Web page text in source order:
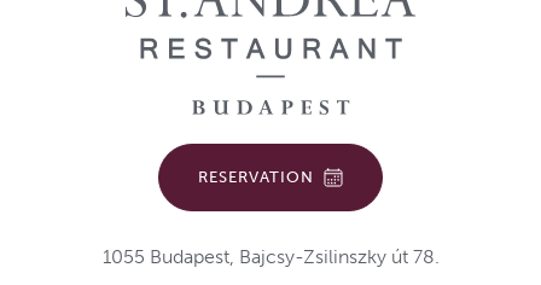
RESERVATION
1055 Budapest, Bajcsy-Zsilinszky út 78.